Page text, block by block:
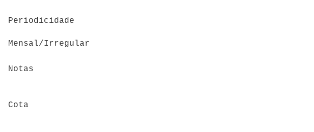
Periodicidade
Mensal/Irregular
Notas
Cota